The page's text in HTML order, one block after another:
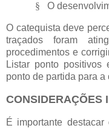
§ O
O catequista deve
traçados foram
procedimentos e
Listar ponto positivos
ponto de partida para a
CONSIDERAÇÕES
É importante